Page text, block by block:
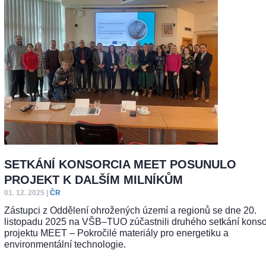
SETKÁNÍ KONSORCIA MEET POSUNULO
PROJEKT K DALŠÍM MILNÍKŮM
01. 12. 2025 ČR
Zástupci z Oddělení ohrožených území a regionů se dne 20.
listopadu 2025 na VŠB–TUO zúčastnili druhého setkání
projektu MEET – Pokročilé materiály pro energetiku a
environmentální technologie.